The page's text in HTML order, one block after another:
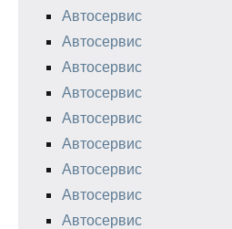
Автосервис
Автосервис
Автосервис
Автосервис
Автосервис
Автосервис
Автосервис
Автосервис
Автосервис